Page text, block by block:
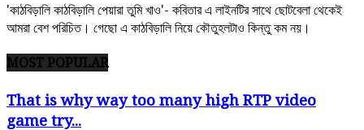
'কাঠবিড়ালি কাঠবিড়ালি পেয়ারা তুমি খাও'- কবিতার এ লাইনটির সাথে ছোটবেলা থেকেই
আমরা বেশ পরিচিত। গেছো এ কাঠবিড়ালি নিয়ে কৌতুহলটাও কিন্তু কম নয়।
MOST POPULAR
That is why way too many high RTP video
game try...